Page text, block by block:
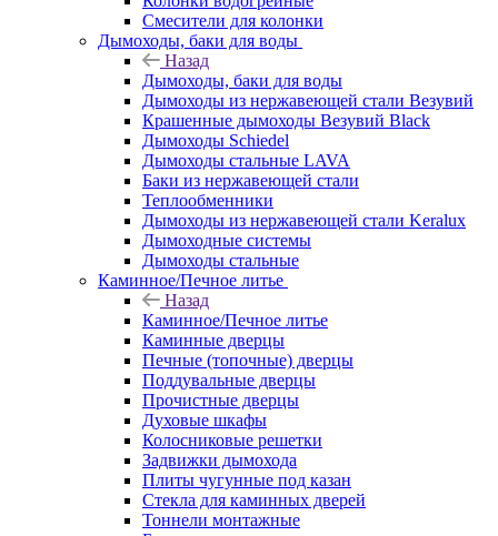
Смесители для колонки
Дымоходы, баки для воды
Назад
Дымоходы, баки для воды
Дымоходы из нержавеющей стали Везувий
Крашенные дымоходы Везувий Black
Дымоходы Schiedel
Дымоходы стальные LAVA
Баки из нержавеющей стали
Теплообменники
Дымоходы из нержавеющей стали Keralux
Дымоходные системы
Дымоходы стальные
Каминное/Печное литье
Назад
Каминное/Печное литье
Каминные дверцы
Печные (топочные) дверцы
Поддувальные дверцы
Прочистные дверцы
Духовые шкафы
Колосниковые решетки
Задвижки дымохода
Плиты чугунные под казан
Стекла для каминных дверей
Тоннели монтажные